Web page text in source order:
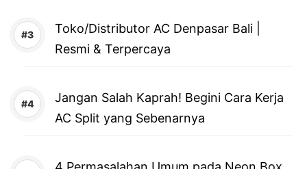
Toko/Distributor AC Denpasar Bali |
Resmi & Terpercaya
Jangan Salah Kaprah! Begini Cara Kerja
AC Split yang Sebenarnya